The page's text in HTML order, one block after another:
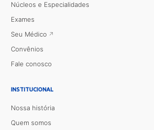
Núcleos e Especialidades
Exames
Seu Médico
Convênios
Fale conosco
INSTITUCIONAL
Nossa história
Quem somos